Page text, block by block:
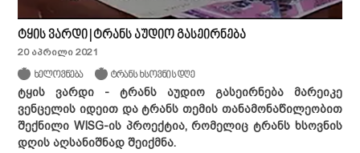
ტყის ვარდი | ტრანს აუდიო გასეირნება
20 აპრილი 2021
ხელოვნება ტრანს ხსოვნის დღე
ტყის ვარდი- ტრანს აუდიო გასეირნება
მარეიკე
ვენცელის იდეით და ტრანს თემის თანამონაწილეობით
შექნილიWISG-ის პროექტია, რომელიც ტრანს ხსოვნის
დღის აღსანიშნად შეიქმნა.